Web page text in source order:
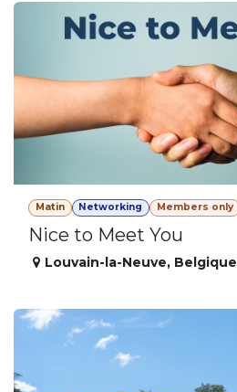
Matin Networking Members only
Nice to Meet You
Louvain-la-Neuve, Belgique